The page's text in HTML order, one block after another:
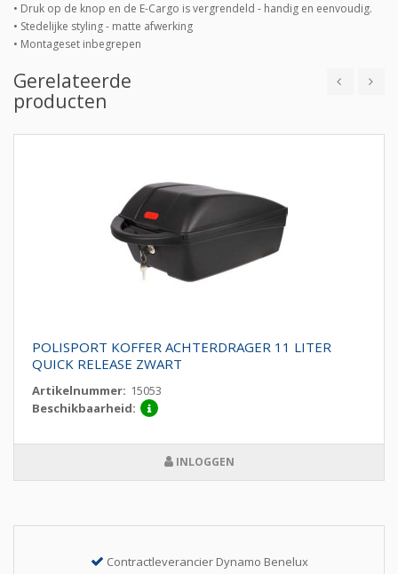
• Druk op de knop en de E-Cargo is vergrendeld - handig en eenvoudig.
• Stedelijke styling - matte afwerking
• Montageset inbegrepen
Gerelateerde
producten
POLISPORT KOFFER ACHTERDRAGER 11 LITER
QUICK RELEASE ZWART
Artikelnummer: 15053
Beschikbaarheid:
INLOGGEN
Contractleverancier Dynamo Benelux